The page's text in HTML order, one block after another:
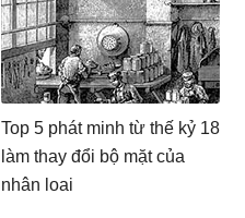
Top 5 phát minh từ thế kỷ 18
làm thay đổi bộ mặt của
nhân loại